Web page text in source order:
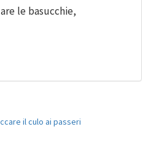
le basucchie,
il culo ai passeri